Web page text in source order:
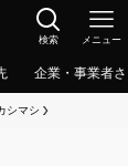
検索 メニュー
企業・事業者
シマシ